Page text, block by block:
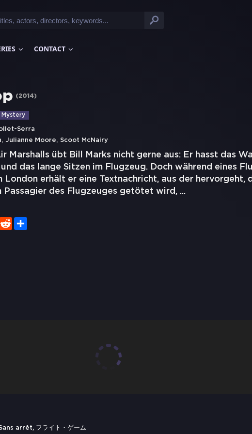
CONTACT
(2014)
Mystery
Serra
, Julianne Moore, Scoot McNairy
Marshalls übt Bill Marks nicht gerne aus: Er hasst das
das lange Sitzen im Flugzeug. Doch während eines
London erhält er eine Textnachricht, aus der hervorgeht,
Passagier des Flugzeuges getötet wird, ...
Reddit
arrêt, フライト・ゲーム